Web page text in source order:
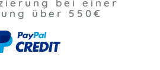
bei einer
über 550€